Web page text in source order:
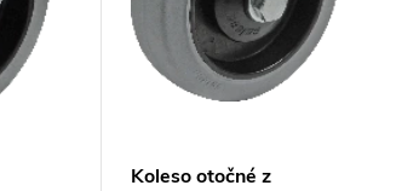
Koleso otočné z